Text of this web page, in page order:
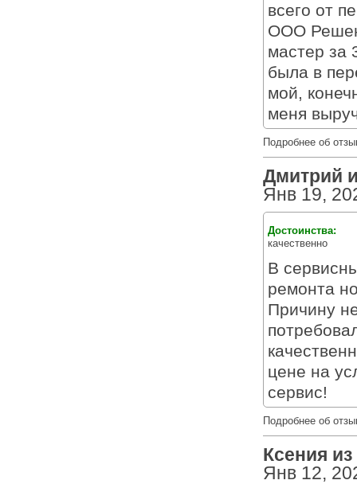
всего от
ООО
мастер за
была в
мой,
меня
Подробнее об
Дмитрий
Янв 19,
Достоинства:
качественно
В
ремонта
Причину
цене на
сервис!
Подробнее об
Ксения из
Янв 12,